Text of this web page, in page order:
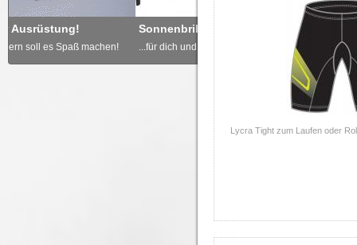
Sonnenbrille nicht vergessen
...für dich und deine Kinder!
Freude schenken -
... von derdoppelstock.at!
Lycra Tight zum Laufen oder